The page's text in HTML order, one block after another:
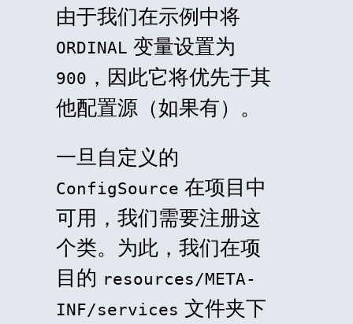
由于我们在示例中将
ORDINAL 变量设置为
900 ，因此它将优先于其
他配置源（如果有）。
一旦自定义的
ConfigSource 在项目中
可用，我们需要注册这
个类。为此，我们在项
目的 resources/META-
INF/services 文件夹下